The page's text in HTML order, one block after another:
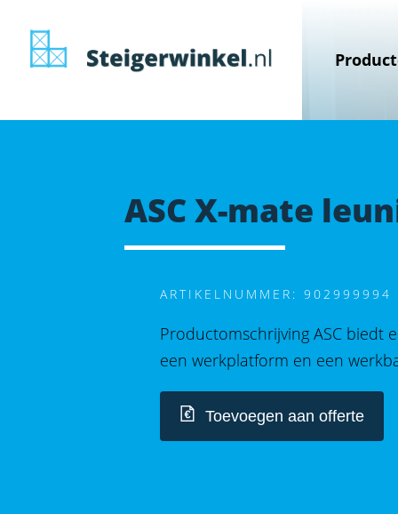
ASC X-mate
ARTIKELNUMMER: 902999994
Productomschrijving ASC biedt
een werkplatform en een
Toevoegen aan offerte